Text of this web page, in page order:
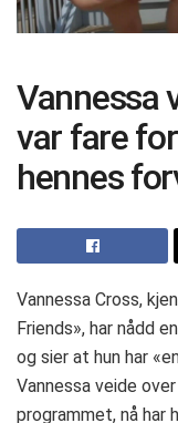
Vannessa
var fare
hennes
Vannessa Cross,
Friends», har nådd
og sier at hun har
Vannessa veide
programmet, nå har